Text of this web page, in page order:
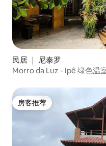
民居 ｜ 尼泰罗
Morro da Luz - Ipê 绿色温
房客推荐
房客推荐